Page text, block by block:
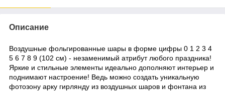
Описание
Воздушные фольгированные шары в форме цифры 0 1 2 3 4
5 6 7 8 9 (102 см) - незаменимый атрибут любого праздника!
Яркие и стильные элементы идеально дополняют интерьер и
поднимают настроение! Ведь можно создать уникальную
фотозону арку гирлянду из воздушных шаров и фонтана из